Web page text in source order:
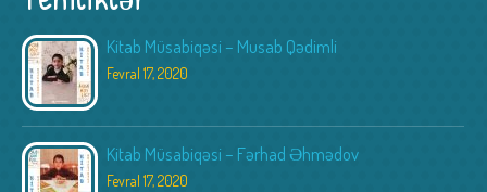
Kitab Müsabiqəsi – Musab Qədimli
Fevral 17, 2020
Kitab Müsabiqəsi – Fərhad Əhmədov
Fevral 17, 2020